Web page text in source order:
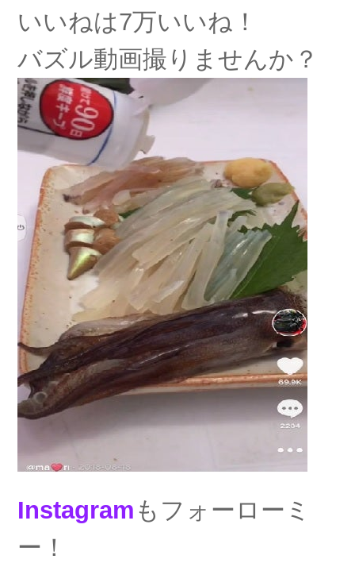
いいねは7万いいね！
バズル動画撮りませんか？
Instagram もフォーローミ
ー！